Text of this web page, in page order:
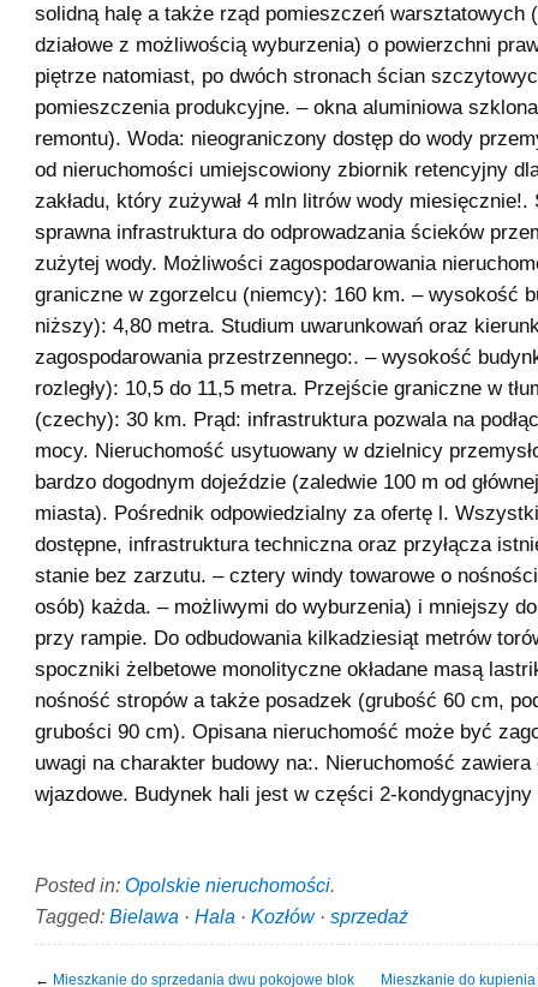
solidną halę a także rząd pomieszczeń warsztatowych
działowe z możliwością wyburzenia) o powierzchni
piętrze natomiast, po dwóch stronach ścian
pomieszczenia produkcyjne. – okna aluminiowa
remontu). Woda: nieograniczony dostęp do wody
od nieruchomości umiejscowiony zbiornik retencyjny
zakładu, który zużywał 4 mln litrów wody
sprawna infrastruktura do odprowadzania ścieków
zużytej wody. Możliwości zagospodarowania
graniczne w zgorzelcu (niemcy): 160 km. – wysokość
niższy): 4,80 metra. Studium uwarunkowań oraz
zagospodarowania przestrzennego:. – wysokość
rozległy): 10,5 do 11,5 metra. Przejście graniczne w
(czechy): 30 km. Prąd: infrastruktura pozwala na
mocy. Nieruchomość usytuowany w dzielnicy
bardzo dogodnym dojeździe (zaledwie 100 m od
miasta). Pośrednik odpowiedzialny za ofertę l.
dostępne, infrastruktura techniczna oraz przyłącza
stanie bez zarzutu. – cztery windy towarowe o
osób) każda. – możliwymi do wyburzenia) i mniejszy do
przy rampie. Do odbudowania kilkadziesiąt metrów
spoczniki żelbetowe monolityczne okładane masą
nośność stropów a także posadzek (grubość 60 cm,
grubości 90 cm). Opisana nieruchomość może być
uwagi na charakter budowy na:. Nieruchomość zawiera
wjazdowe. Budynek hali jest w części 2-kondygnacyjny
Posted in: Opolskie nieruchomości.
Tagged: Bielawa · Hala · Kozłów· sprzedaż
← Mieszkanie do sprzedania dwu pokojowe blok Mieszkanie do